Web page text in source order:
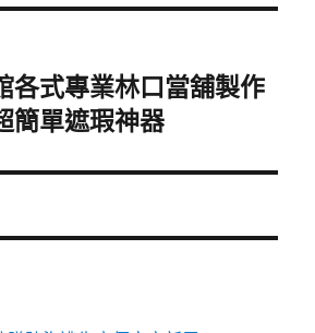
各式專業林口當舖製作
簡單遮瑕神器